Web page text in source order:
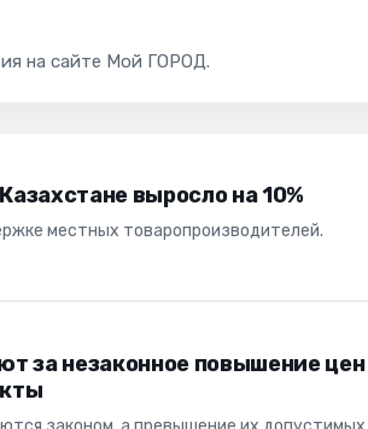
на сайте Мой ГОРОД.
выросло на 10%
местных товаропроизводителей.
за незаконное повышение цен